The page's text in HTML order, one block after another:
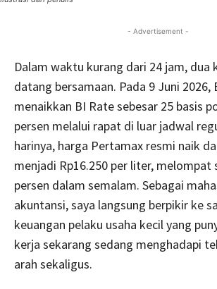
- Advertisement -
Dalam waktu kurang dari 24 jam, dua
datang bersamaan. Pada 9 Juni 2026,
menaikkan BI Rate sebesar 25 basis
persen melalui rapat di luar jadwal
harinya, harga Pertamax resmi naik
menjadi Rp16.250 per liter, melompat
persen dalam semalam. Sebagai
akuntansi, saya langsung berpikir ke
keuangan pelaku usaha kecil yang
kerja sekarang sedang menghadapi
arah sekaligus.